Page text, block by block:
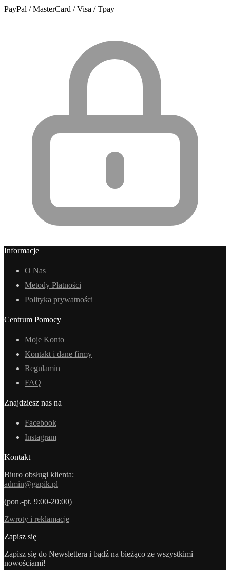
PayPal / MasterCard / Visa / Tpay
Informacje
O Nas
Metody Płatności
Polityka prywatności
Centrum Pomocy
Moje Konto
Kontakt i dane firmy
Regulamin
FAQ
Znajdziesz nas na
Facebook
Instagram
Kontakt
Biuro obsługi klienta:
admin@gapik.pl
(pon.-pt. 9:00-20:00)
Zwroty i reklamacje
Zapisz się
Zapisz się do Newslettera i bądź na bieżąco ze wszystkimi
nowościami!